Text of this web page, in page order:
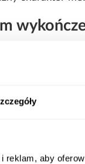
aby
nowoczesny,
się z
wiórowej, co
która